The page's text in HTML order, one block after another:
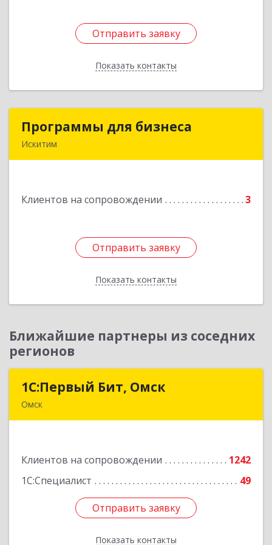
Отправить заявку
Показать контакты
Отправить заявку
Назад
Программы для бизнеса
Искитим
Клиентов на сопровождении 3
Отправить заявку
Показать контакты
Программы для бизнеса
Отправить заявку
Назад
Ближайшие партнеры из соседних
регионов
1С:Первый Бит, Омск
Омск
Клиентов на сопровождении
1242
1С:Специалист
49
Отправить заявку
Показать контакты
1С:Первый Бит, Омск
Подробнее
Отправить заявку
Назад